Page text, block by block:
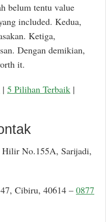
belum tentu value
included. Kedua,
Ketiga,
Dengan demikian,
it.
| 5 Pilihan Terbaik |
Hilir No.155A, Sarijadi,
Cibiru, 40614 – 0877